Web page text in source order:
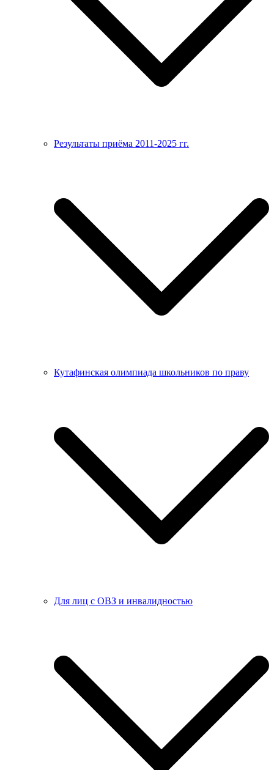
Результаты приёма 2011-2025 гг.
Кутафинская олимпиада школьников по праву
Для лиц с ОВЗ и инвалидностью